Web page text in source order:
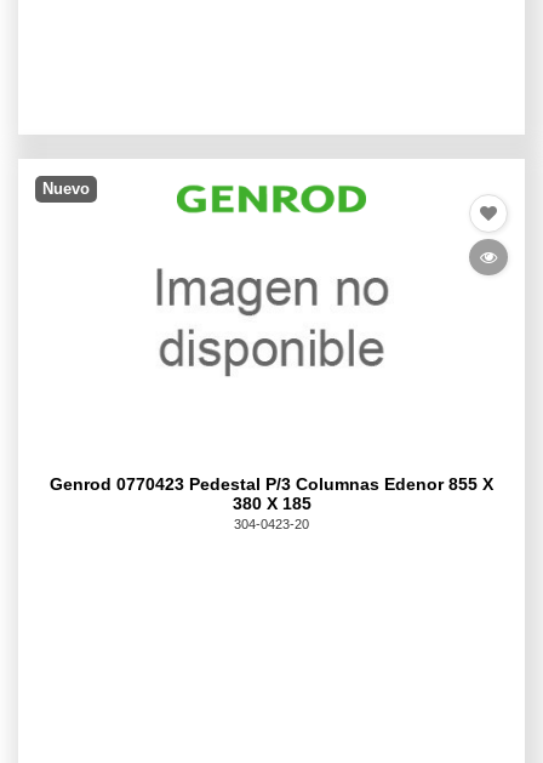
Nuevo
Genrod 0770423 Pedestal P/3 Columnas Edenor 855 X
380 X 185
304-0423-20